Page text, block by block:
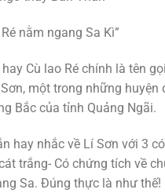
nằm ngang Sa Kì”
hay Cù lao Ré chính là tên
một trong những huyện
Bắc của tỉnh Quảng Ngãi.
hay nhắc về Lí Sơn với 3
trắng- Có chứng tích về
Sa. Đúng thực là như thế!